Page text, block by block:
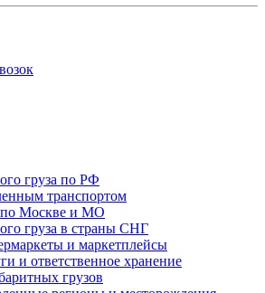
груза по РФ
транспортом
по Москве и МО
груза в страны СНГ
и маркетплейсы
и ответственное хранение
грузов